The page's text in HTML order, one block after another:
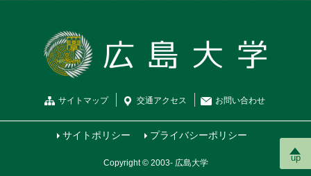
up
サイトマップ 交通アクセス お問い合わせ
サイトポリシー プライバシーポリシー
Copyright © 2003- 広島大学